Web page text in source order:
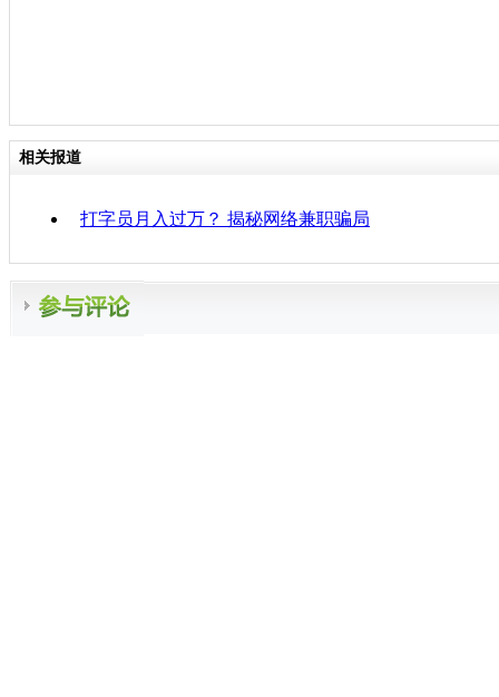
相关报道
打字员月入过万？ 揭秘网络兼职骗局